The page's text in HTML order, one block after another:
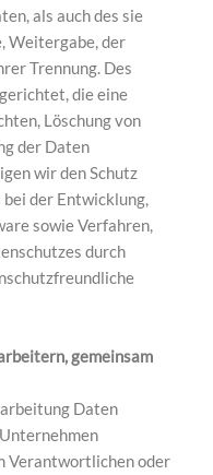
als auch des sie
Weitergabe, der
Trennung. Des
die eine
Löschung von
der Daten
wir den Schutz
der Entwicklung,
sowie Verfahren,
durch
gemeinsam
Daten
Verantwortlichen oder